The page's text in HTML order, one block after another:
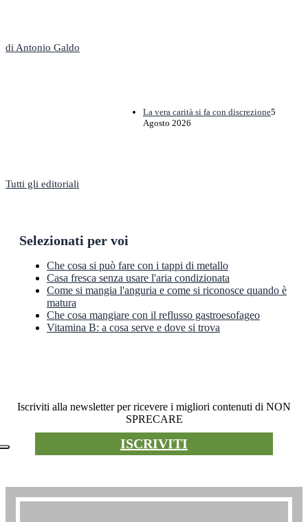
di Antonio Galdo
La vera carità si fa con discrezione5
Agosto 2026
Tutti gli editoriali
Selezionati per voi
Che cosa si può fare con i tappi di metallo
Casa fresca senza usare l'aria condizionata
Come si mangia l'anguria e come si riconosce quando è
matura
Che cosa mangiare con il reflusso gastroesofageo
Vitamina B: a cosa serve e dove si trova
Iscriviti alla newsletter per ricevere i migliori contenuti di NON
SPRECARE
ISCRIVITI